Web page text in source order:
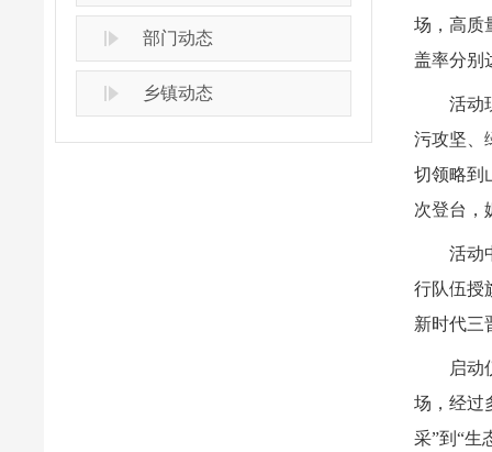
部门动态
乡镇动态
场，高质
盖率分别
活动
污攻坚、
切领略到
次登台，
活动
行队伍授
新时代三
启动
场，经过
采”到“生